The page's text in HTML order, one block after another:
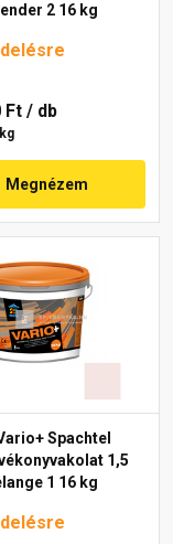
2 16 kg
Ft / db
Megnézem
Spachtel
1,5
1 16 kg